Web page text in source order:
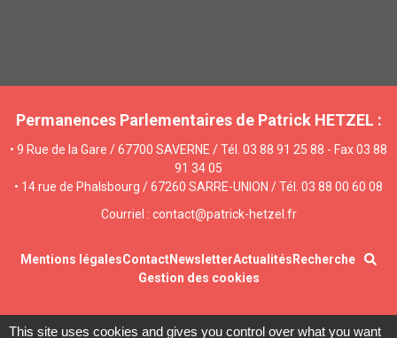
Permanences Parlementaires de Patrick HETZEL :
• 9 Rue de la Gare / 67700 SAVERNE / Tél. 03 88 91 25 88 - Fax 03 88
91 34 05
• 14 rue de Phalsbourg / 67260 SARRE-UNION / Tél. 03 88 00 60 08
Courriel : contact@patrick-hetzel.fr
Mentions légalesContactNewsletterActualités Recherche
Gestion des cookies
This site uses cookies and gives you control over what you want